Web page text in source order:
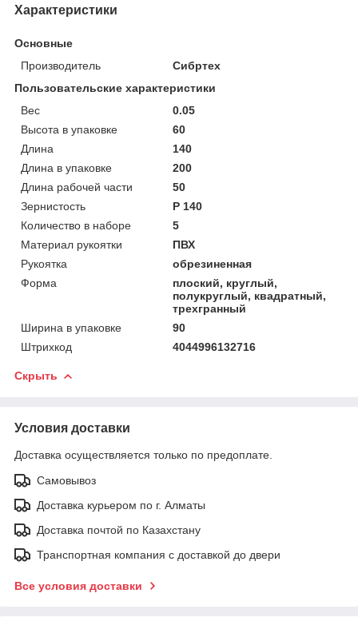
Характеристики
Основные
Производитель
Сибртех
Пользовательские характеристики
Вес
0.05
Высота в упаковке
60
Длина
140
Длина в упаковке
200
Длина рабочей части
50
Зернистость
P 140
Количество в наборе
5
Материал рукоятки
ПВХ
Рукоятка
обрезиненная
Форма
плоский, круглый,
полукруглый, квадратный,
трехгранный
Ширина в упаковке
90
Штрихкод
4044996132716
Скрыть
Условия доставки
Доставка осуществляется только по предоплате.
Самовывоз
Доставка курьером по г. Алматы
Доставка почтой по Казахстану
Транспортная компания с доставкой до двери
Все условия доставки